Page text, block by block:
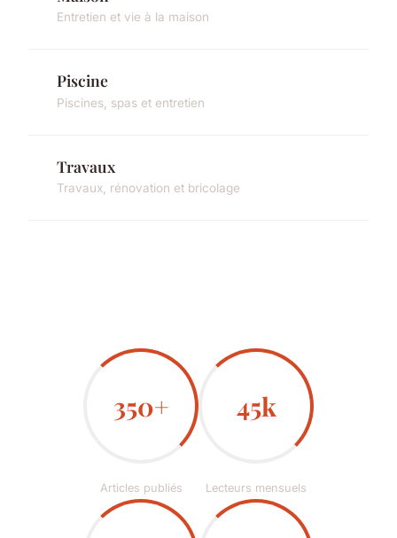
Entretien et vie à la maison
Piscine
Piscines, spas et entretien
Travaux
Travaux, rénovation et bricolage
350+
Articles publiés
45k
Lecteurs mensuels